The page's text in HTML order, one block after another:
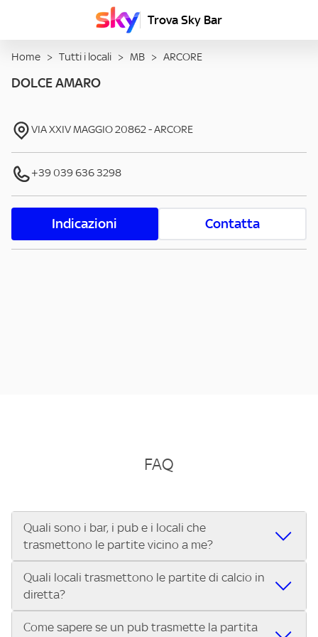
Trova Sky Bar
Home > Tutti i locali > MB > ARCORE
DOLCE AMARO
VIA XXIV MAGGIO20862-ARCORE
+39 039 636 3298
Indicazioni Contatta
FAQ
Quali sono i bar, i pub e i locali che
trasmettono le partite vicino a me?
Se cerchi un bar, pub, ristorante o locale vicino a te per
vedere le partite di Serie A ENILIVE, la Serie C Sky Wifi, la
UEFA Champions League, la UEFA Europa League, la UEFA
Conference League, il Tennis, la Formula 1®, la MotoGP™ e
Quali locali trasmettono le partite di calcio in
diretta?
Vuoi sapere quali bar, pub o ristoranti mostrano le partite
Come sapere se un pub trasmette la partita